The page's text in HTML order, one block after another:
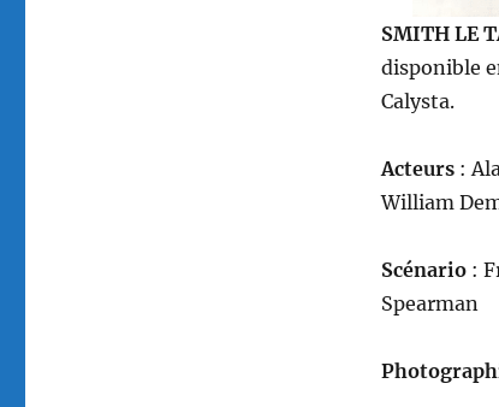
SMITH LE
disponible
Calysta.
Acteurs:
William
Scénario:
Spearman